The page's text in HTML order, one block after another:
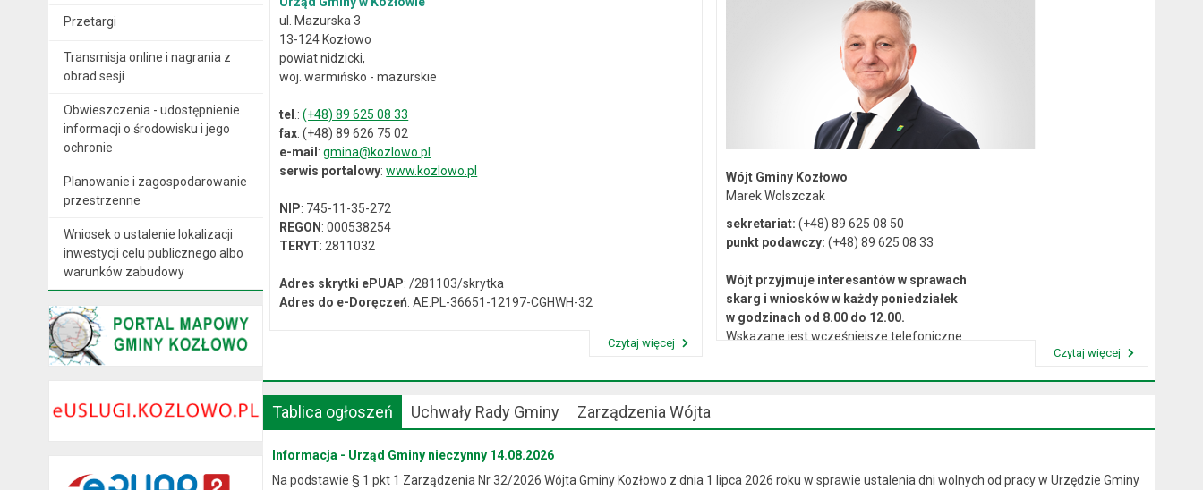
Przetargi
Transmisja online i nagrania z
obrad sesji
Obwieszczenia - udostępnienie
informacji o środowisku i jego
ochronie
Planowanie i zagospodarowanie
przestrzenne
Wniosek o ustalenie lokalizacji
inwestycji celu publicznego albo
warunków zabudowy
ul. Mazurska 3
13-124 Kozłowo
powiat nidzicki,
woj. warmińsko - mazurskie
tel .:(+48) 89 625 08 33
fax: (+48) 89 626 75 02
e-mail :gmina@kozlowo.pl
serwis portalowy:www.kozlowo.pl
NIP: 745-11-35-272
REGON : 000538254
TERYT: 2811032
Adres skrytki ePUAP: /281103/skrytka
Adres do e-Doręczeń: AE:PL-36651-12197-CGHWH-32
Czytaj więcej
Wójt Gminy Kozłowo
Marek Wolszczak
sekretariat: (+48) 89 625 08 50
punkt podawczy: (+48) 89 625 08 33
Wójt przyjmuje interesantów w sprawach
skarg i wniosków w każdy poniedziałek
w godzinach od 8.00 do 12.00.
Wskazane jest wcześniejsze telefoniczne
Czytaj więcej
Tablica ogłoszeń Uchwały Rady Gminy Zarządzenia Wójta
Informacja - Urząd Gminy nieczynny 14.08.2026
Na podstawie § 1 pkt 1 Zarządzenia Nr 32/2026 Wójta Gminy Kozłowo z dnia 1 lipca 2026 roku w sprawie ustalenia dni wolnych od pracy w Urzędzie Gminy